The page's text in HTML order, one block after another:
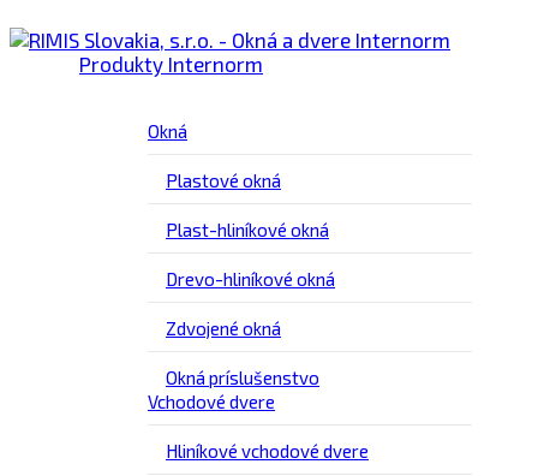
Produkty Internorm
Okná
Plastové okná
Plast-hliníkové okná
Drevo-hliníkové okná
Zdvojené okná
Okná príslušenstvo
Vchodové dvere
Hliníkové vchodové dvere